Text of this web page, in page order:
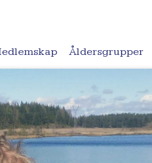
Åldersgrupper